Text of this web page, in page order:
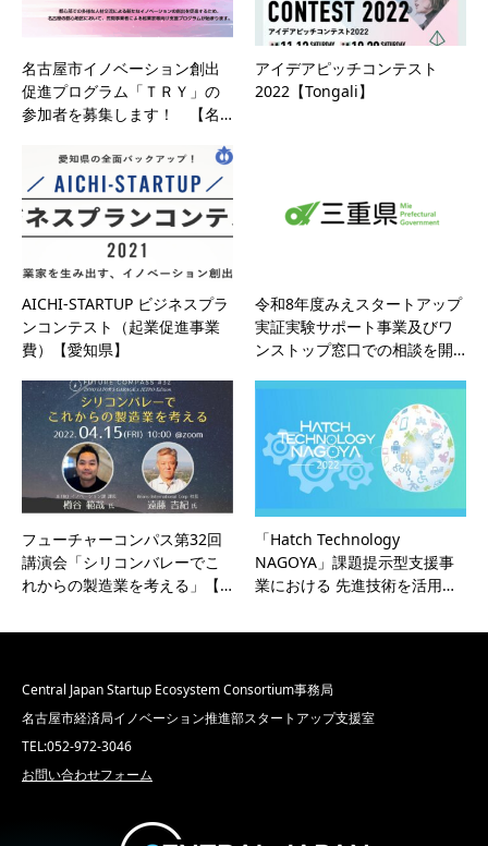
名古屋市イノベーション創出
促進プログラム「ＴＲＹ」の
参加者を募集します！ 【名…
アイデアピッチコンテスト
2022【Tongali】
AICHI-STARTUP ビジネスプラ
ンコンテスト（起業促進事業
費）【愛知県】
令和8年度みえスタートアップ
実証実験サポート事業及びワ
ンストップ窓口での相談を開…
フューチャーコンパス第32回
講演会「シリコンバレーでこ
れからの製造業を考える」【…
「Hatch Technology
NAGOYA」課題提示型支援事
業における 先進技術を活用…
Central Japan Startup Ecosystem Consortium事務局
名古屋市経済局イノベーション推進部スタートアップ支援室
TEL:052-972-3046
お問い合わせフォーム